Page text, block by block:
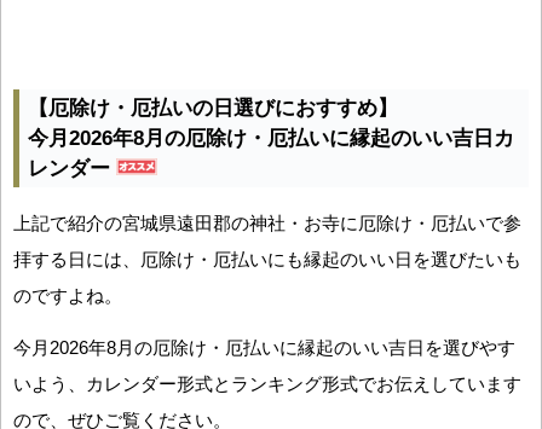
【厄除け・厄払いの日選びにおすすめ】
今月2026年8月の厄除け・厄払いに縁起のいい吉日カ
レンダー
上記で紹介の宮城県遠田郡の神社・お寺に厄除け・厄払いで参
拝する日には、厄除け・厄払いにも縁起のいい日を選びたいも
のですよね。
今月2026年8月の厄除け・厄払いに縁起のいい吉日を選びやす
いよう、カレンダー形式とランキング形式でお伝えしています
ので、ぜひご覧ください。